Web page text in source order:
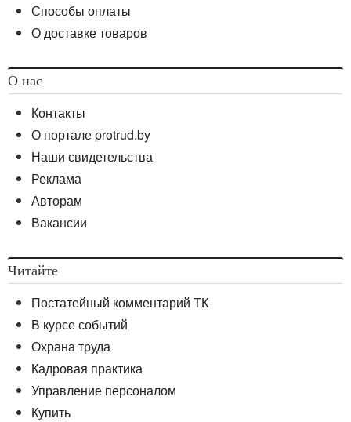
Способы оплаты
О доставке товаров
О нас
Контакты
О портале protrud.by
Наши свидетельства
Реклама
Авторам
Вакансии
Читайте
Постатейный комментарий ТК
В курсе событий
Охрана труда
Кадровая практика
Управление персоналом
Купить